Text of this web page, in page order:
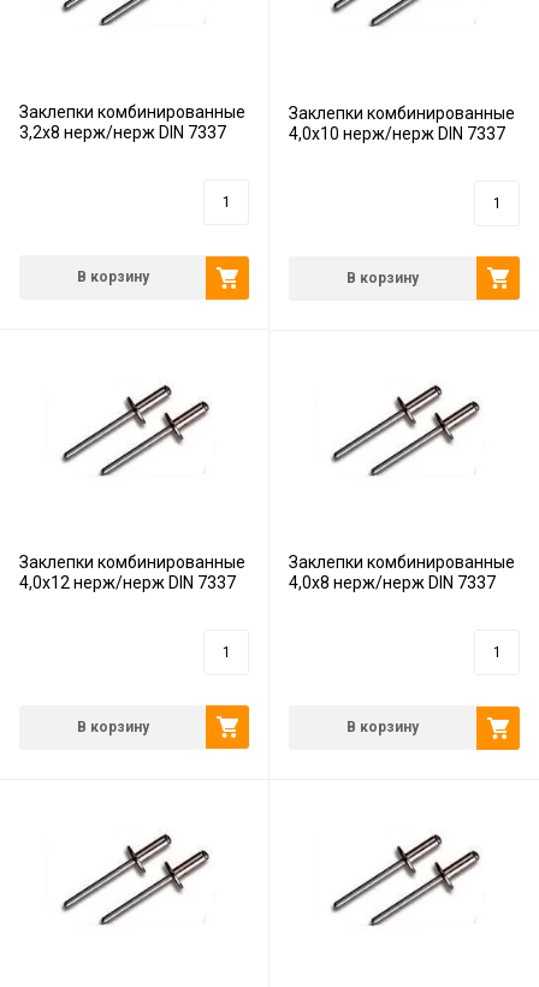
Заклепки комбинированные
3,2х8 нерж/нерж DIN 7337
В корзину
Заклепки комбинированные
4,0х10 нерж/нерж DIN 7337
В корзину
Заклепки комбинированные
4,0х12 нерж/нерж DIN 7337
В корзину
Заклепки комбинированные
4,0х8 нерж/нерж DIN 7337
В корзину